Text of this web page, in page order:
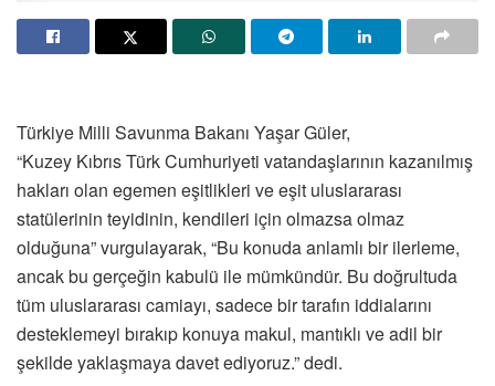
Türkiye Milli Savunma Bakanı Yaşar Güler,
“Kuzey Kıbrıs Türk Cumhuriyeti vatandaşlarının kazanılmış
hakları olan egemen eşitlikleri ve eşit uluslararası
statülerinin teyidinin, kendileri için olmazsa olmaz
olduğuna” vurgulayarak, “Bu konuda anlamlı bir ilerleme,
ancak bu gerçeğin kabulü ile mümkündür. Bu doğrultuda
tüm uluslararası camiayı, sadece bir tarafın iddialarını
desteklemeyi bırakıp konuya makul, mantıklı ve adil bir
şekilde yaklaşmaya davet ediyoruz.” dedi.